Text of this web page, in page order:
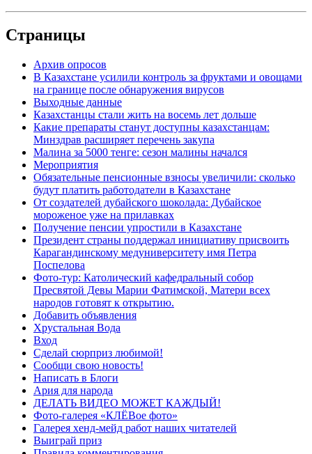
Страницы
Архив опросов
В Казахстане усилили контроль за фруктами и овощами
на границе после обнаружения вирусов
Выходные данные
Казахстанцы стали жить на восемь лет дольше
Какие препараты станут доступны казахстанцам:
Минздрав расширяет перечень закупа
Малина за 5000 тенге: сезон малины начался
Мероприятия
Обязательные пенсионные взносы увеличили: сколько
будут платить работодатели в Казахстане
От создателей дубайского шоколада: Дубайское
мороженое уже на прилавках
Получение пенсии упростили в Казахстане
Президент страны поддержал инициативу присвоить
Карагандинскому медуниверситету имя Петра
Поспелова
Фото-тур: Католический кафедральный собор
Пресвятой Девы Марии Фатимской, Матери всех
народов готовят к открытию.
Добавить объявления
Хрустальная Вода
Вход
Сделай сюрприз любимой!
Сообщи свою новость!
Написать в Блоги
Ария для народа
ДЕЛАТЬ ВИДЕО МОЖЕТ КАЖДЫЙ!
Фото-галерея «КЛЁВое фото»
Галерея хенд-мейд работ наших читателей
Выиграй приз